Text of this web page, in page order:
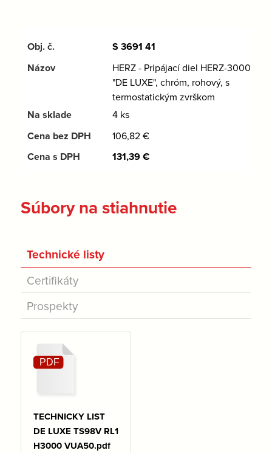
S 3691 41
HERZ - Pripájací diel HERZ-3000
"DE LUXE", chróm, rohový, s
termostatickým zvrškom
4 ks
106,82€
131,39€
Súbory na stiahnutie
Technické listy
Certifikáty
Prospekty
TECHNICKY LIST
DE LUXE TS98V RL1
H3000 VUA50.pdf